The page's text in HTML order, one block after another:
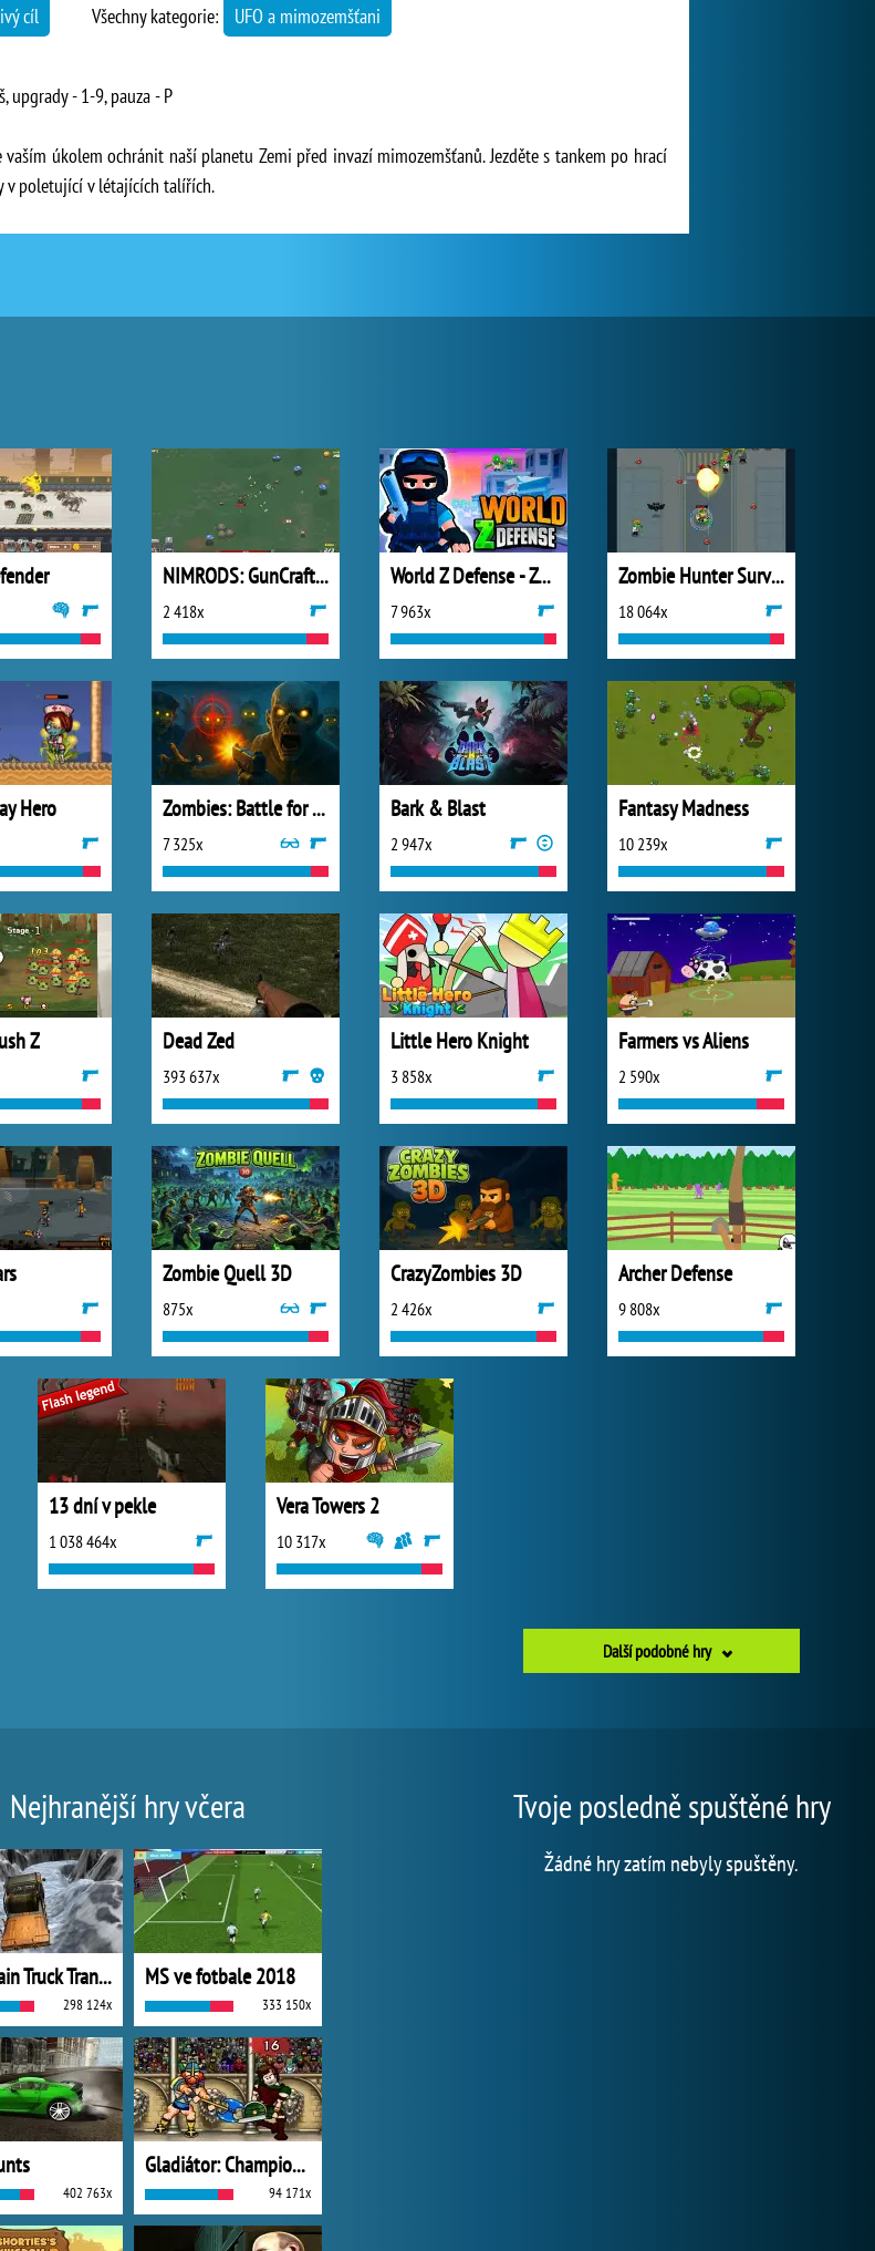
cíl Všechny kategorie: UFO a mimozemšťani
upgrady - 1-9, pauza - P
úkolem ochránit naší planetu Zemi před invazí mimozemšťanů. Jezděte s tankem po hrací
poletující v létajících talířích.
NIMRODS: GunCraft Survivor
2 418x
World Z Defense - Zombie Defense
7 963x
Zombie Hunter Survival
18 064x
Hero Zombies: Battle for Survival
7 325x
Bark & Blast
2 947x
Fantasy Madness
10 239x
Z Dead Zed
393 637x
Little Hero Knight
3 858x
Farmers vs Aliens
2 590x
Zombie Quell 3D
875x
CrazyZombies 3D
2 426x
Archer Defense
9 808x
13 dní v pekle
1 038 464x
Vera Towers 2
10 317x
Další podobné hry
Nejhranější hry včera
Mountain Truck Transport
298 124x
MS ve fotbale 2018
333 150x
402 763x
Gladiátor: Champions Sprint
94 171x
Tvoje posledně spuštěné hry
Žádné hry zatím nebyly spuštěny.